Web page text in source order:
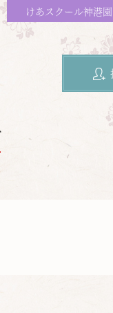
けあスクール神港園